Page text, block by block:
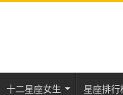
十二星座女生 星座排行